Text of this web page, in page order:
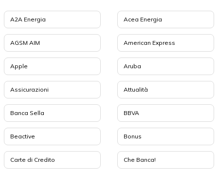
A2A Energia Acea Energia
AGSM AIM American Express
Apple Aruba
Assicurazioni Attualità
Banca Sella BBVA
Beactive Bonus
Carte di Credito Che Banca!